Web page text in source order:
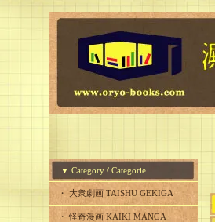
▼ Category / Categorie
・ 大衆劇画 TAISHU GEKIGA
・ 怪奇漫画 KAIKI MANGA